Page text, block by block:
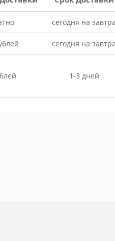
сегодня на завтра
сегодня на завтра
1-3 дней